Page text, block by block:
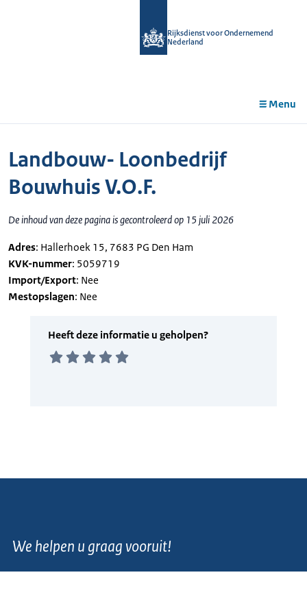
Rijksdienst voor Ondernemend
Nederland
Menu
Landbouw- Loonbedrijf
Bouwhuis V.O.F.
De inhoud van deze pagina is gecontroleerd op 15 juli 2026
Adres: Hallerhoek 15, 7683 PG Den Ham
KVK-nummer: 5059719
Import/Export: Nee
Mestopslagen: Nee
We helpen u graag vooruit!